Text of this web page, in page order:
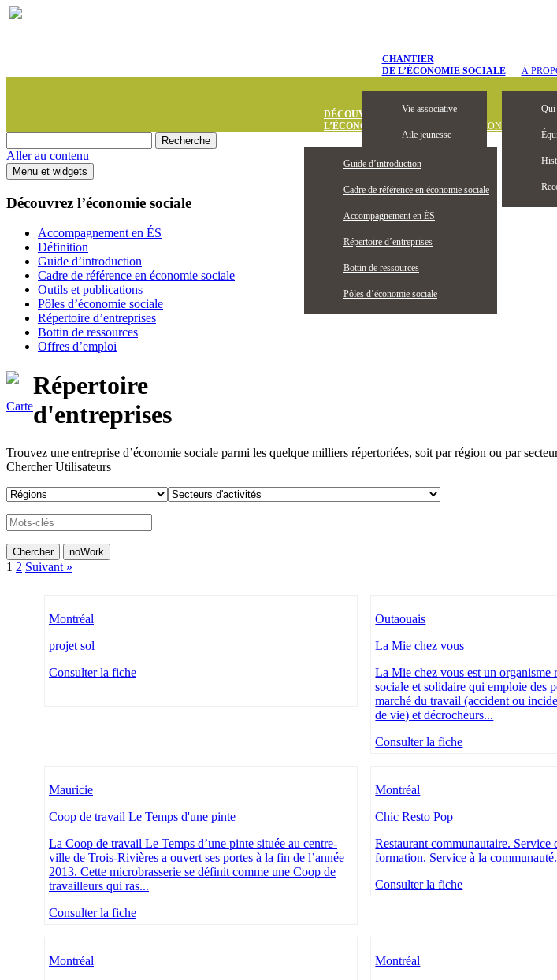
CHANTIER
DE L’ÉCONOMIE SOCIALE
Vie associative
Aile jeunesse
Devenez membre
Membres honoraires
Publications
Partenaires
Actualités
À
Qui
DÉCOUVREZ
L’ÉCONOMIE SOCIALE
Guide d’introduction
Cadre de référence en économie sociale
Accompagnement en ÉS
Répertoire d’entreprises
Bottin de ressources
Pôles d’économie sociale
DÉFINITION OUTILS
Aller au contenu
Menu et widgets
Découvrez l’économie sociale
Accompagnement en ÉS
Définition
Guide d’introduction
Cadre de référence en économie sociale
Outils et publications
Pôles d’économie sociale
Répertoire d’entreprises
Bottin de ressources
Offres d’emploi
Carte
Répertoire
d'entreprises
Trouvez une entreprise d’économie sociale parmi les quelque milliers répertoriées, soit par région ou par
Chercher Utilisateurs
1 2 Suivant »
Montréal
projet sol
Consulter la fiche
Outaouais
La Mie chez vous
La Mie chez vous est un organisme
sociale et solidaire qui emploie des
marché du travail (accident ou
de vie) et décrocheurs...
Consulter la fiche
Mauricie
Coop de travail Le Temps d'une pinte
La Coop de travail Le Temps d’une pinte située au centre-
ville de Trois-Rivières a ouvert ses portes à la fin de l’année
2013. Cette microbrasserie se définit comme une Coop de
travailleurs qui ras...
Consulter la fiche
Montréal
Chic Resto Pop
Restaurant communautaire. Service
formation. Service à la communauté.
Consulter la fiche
Montréal
Montréal